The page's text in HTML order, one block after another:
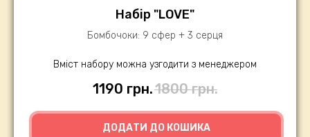
Набір "LOVE"
Бомбочоки: 9 сфер + 3 серця
Вміст набору можна узгодити з менеджером
1190 грн.1800 грн.
ДОДАТИ ДО КОШИКА